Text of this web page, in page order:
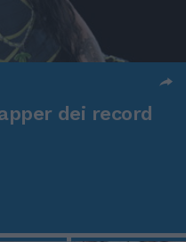
dei record